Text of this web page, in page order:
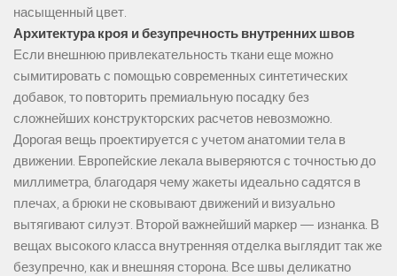
насыщенный цвет.
Архитектура кроя и безупречность внутренних швов
Если внешнюю привлекательность ткани еще можно
сымитировать с помощью современных синтетических
добавок, то повторить премиальную посадку без
сложнейших конструкторских расчетов невозможно.
Дорогая вещь проектируется с учетом анатомии тела в
движении. Европейские лекала выверяются с точностью до
миллиметра, благодаря чему жакеты идеально садятся в
плечах, а брюки не сковывают движений и визуально
вытягивают силуэт. Второй важнейший маркер — изнанка. В
вещах высокого класса внутренняя отделка выглядит так же
безупречно, как и внешняя сторона. Все швы деликатно